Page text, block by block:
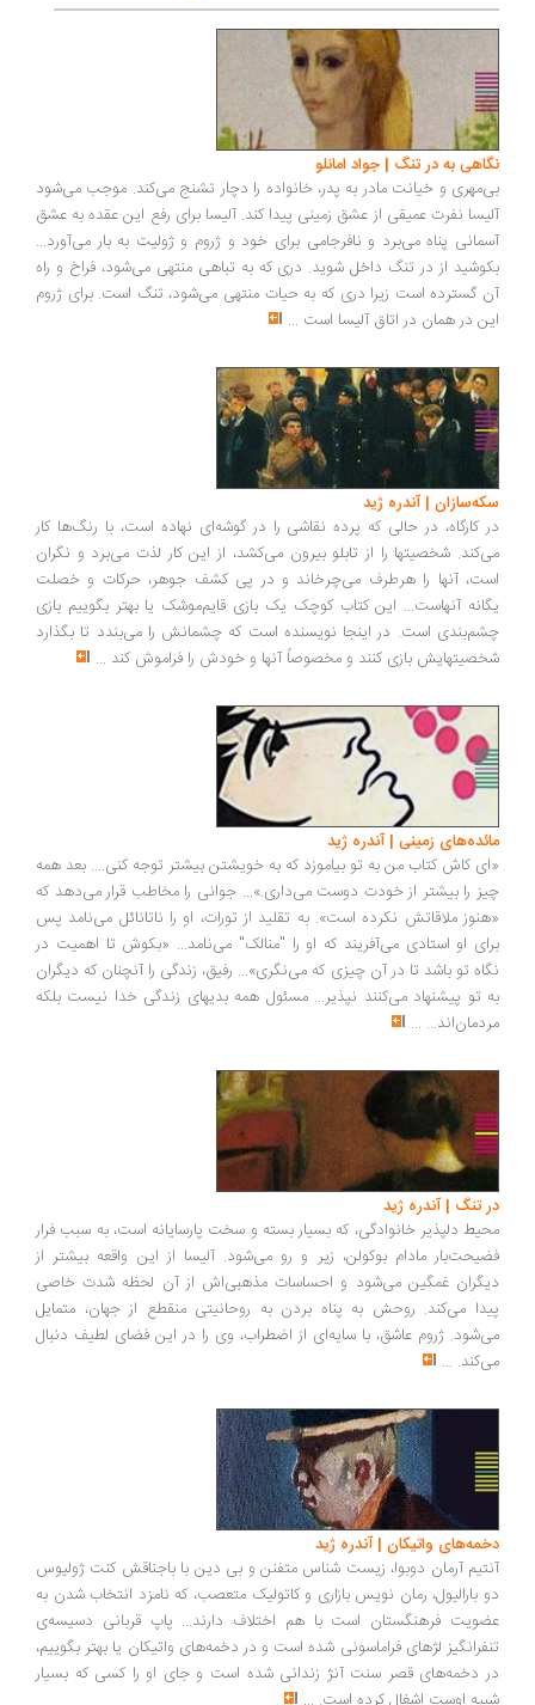
نگاهی به در تنگ | جواد امانلو
بی‌مهری و خیانت مادر به پدر، خانواده را دچار تشنج می‌کند. موجب می‌شود
آلیسا نفرت عمیقی از عشق زمینی پیدا کند. آلیسا برای رفع این عقده به عشق
آسمانی پناه می‌برد و نافرجامی برای خود و ژروم و ژولیت به بار می‌آورد...
بکوشید از در تنگ داخل شوید. دری که به تباهی منتهی می‌شود، فراخ و راه
آن گسترده است زیرا دری که به حیات منتهی می‌شود، تنگ است. برای ژروم
این در همان در اتاق آلیسا است ...
سکه‌سازان | آندره ژید
در کارگاه، در حالی که پرده نقاشی را در گوشه‌ای نهاده است، با رنگ‌ها کار
می‌کند. شخصیتها را از تابلو بیرون می‌کشد، از این کار لذت می‌برد و نگران
است، آنها را هرطرف می‌چرخاند و در پی کشف جوهر، حرکات و خصلت
یگانه آنهاست... این کتاب کوچک یک بازی قایم‌موشک یا بهتر بگوییم بازی
چشم‌بندی است. در اینجا نویسنده است که چشمانش را می‌بندد تا بگذارد
شخصیتهایش بازی کنند و مخصوصاً آنها و خودش را فراموش کند ...
مائده‌های زمینی | آندره ژید
«ای کاش کتاب من به تو بیاموزد که به خویشتن بیشتر توجه کنی.... بعد همه
چیز را بیشتر از خودت دوست می‌داری.»... جوانی را مخاطب قرار می‌دهد که
«هنوز ملاقاتش نکرده است». به تقلید از تورات، او را ناتانائل می‌نامد پس
برای او استادی می‌آفریند که او را "منالک" می‌نامد... «بکوش تا اهمیت در
نگاه تو باشد تا در آن چیزی که می‌نگری»... رفیق، زندگی را آنچنان که دیگران
به تو پیشنهاد می‌کنند نپذیر... مسئول همه بدیهای زندگی خدا نیست بلکه
مردمان‌اند... ...
در تنگ | آندره ژید
محیط دلپذیر خانوادگی، که بسیار بسته و سخت پارسایانه است، به سبب فرار
فضیحت‌بار مادام بوکولن، زیر و رو می‌شود. آلیسا از این واقعه بیشتر از
دیگران غمگین می‌شود و احساسات مذهبی‌اش از آن لحظه شدت خاصی
پیدا می‌کند. روحش به پناه بردن به روحانیتی منقطع از جهان، متمایل
می‌شود. ژروم عاشق، با سایه‌ای از اضطراب، وی را در این فضای لطیف دنبال
می‌کند. ...
دخمه‌­های واتیکان | آندره ژید
آنتیم آرمان دوبوا، زیست شناس متفنن و بی دین با باجناقش کنت ژولیوس
دو بارالیول، رمان نویس بازاری و کاتولیک متعصب، که نامزد انتخاب شدن به
عضویت فرهنگستان است با هم اختلاف دارند... پاپ قربانی دسیسه­‌ی
تنفرانگیز لژهای فراماسونی شده است و در دخمه­‌های واتیکان یا بهتر بگوییم،
در دخمه‌­های قصر سنت آنژ زندانی شده است و جای او را کسی که بسیار